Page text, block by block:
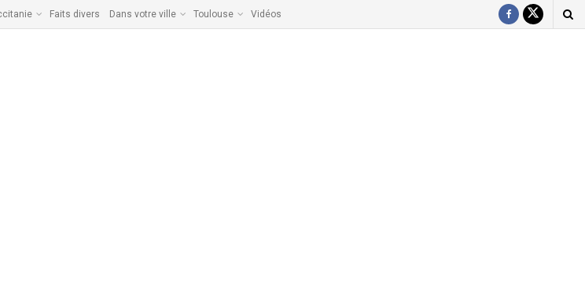
Faits divers Dans votre ville Toulouse Vidéos